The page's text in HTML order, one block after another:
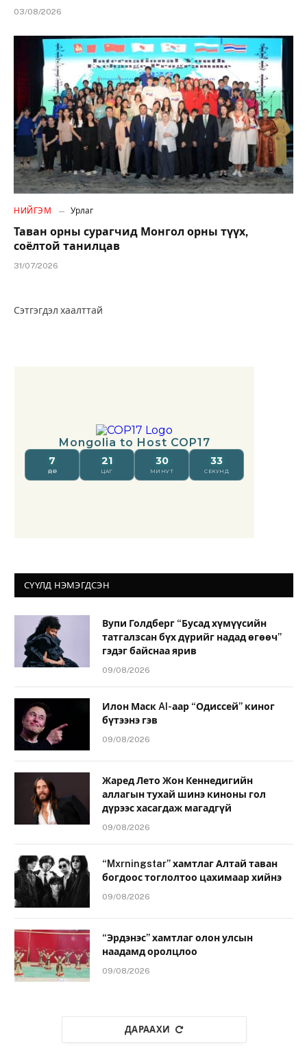
03/08/2026
НИЙГЭМ Урлаг
Таван орны сурагчид Монгол орны түүх,
соёлтой танилцав
31/07/2026
Сэтгэгдэл хаалттай
СҮҮЛД НЭМЭГДСЭН
Вупи Голдберг “Бусад хүмүүсийн
татгалзсан бүх дүрийг надад өгөөч”
гэдэг байснаа ярив
09/08/2026
Илон Маск AI-аар “Одиссей” киног
бүтээнэ гэв
09/08/2026
Жаред Лето Жон Кеннедигийн
аллагын тухай шинэ киноны гол
дүрээс хасагдаж магадгүй
09/08/2026
“Mxrningstar” хамтлаг Алтай таван
богдоос тоглолтоо цахимаар хийнэ
09/08/2026
“Эрдэнэс” хамтлаг олон улсын
наадамд оролцлоо
09/08/2026
ДАРААХИ